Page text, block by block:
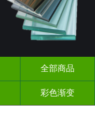
全部商品
彩色渐变